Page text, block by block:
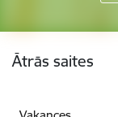
Ātrās saites